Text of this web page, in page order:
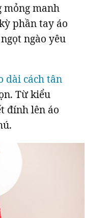
Chính sách bảo
Trần Việt Hưng
Niên. Cấm sao chép
bằng văn bản.
mỏng manh
phần tay áo
ngào yêu
dài cách tân
Từ kiểu
đính lên áo